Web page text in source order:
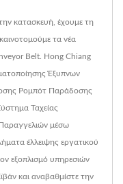
κατασκευή, έχουμε τη
τα νέα
Belt. Hong Chiang
Έξυπνων
Ρομπότ Παράδοσης
Ταχείας
μέσω
έλλειψης εργατικού
εξοπλισμό υπηρεσιών
και αναβαθμίστε την